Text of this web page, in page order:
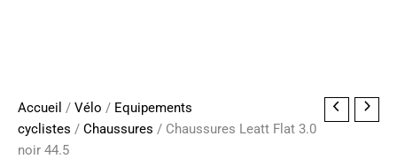
Accueil / Vélo / Equipements
cyclistes / Chaussures / Chaussures Leatt Flat 3.0
noir 44.5